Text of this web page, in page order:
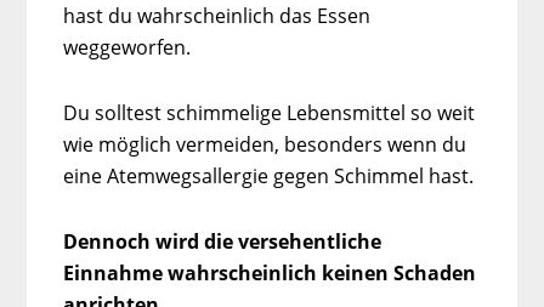
hast du wahrscheinlich das Essen
weggeworfen.
Du solltest schimmelige Lebensmittel so weit
wie möglich vermeiden, besonders wenn du
eine Atemwegsallergie gegen Schimmel hast.
Dennoch wird die versehentliche
Einnahme wahrscheinlich keinen Schaden